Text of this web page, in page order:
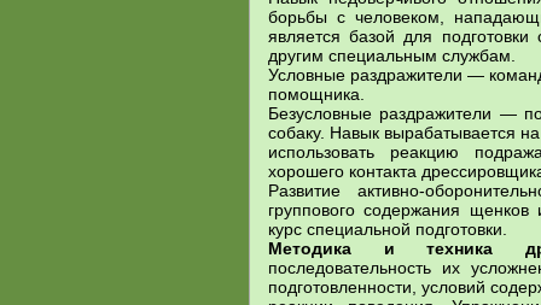
борьбы с человеком,
является базой для
другим специальным службам.
Условные раздражители —
помощника.
Безусловные раздражители —
собаку. Навык вырабатывается
использовать реакцию
хорошего контакта
Развитие активно-
группового содержания
курс специальной подготовки.
Методика и техника
последовательность их
подготовленности, условий